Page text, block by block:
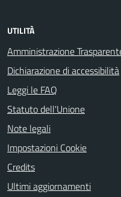
UTILITÀ
Amministrazione
Dichiarazione di accessibilità
Leggi le FAQ
Statuto dell'Unione
Note legali
Impostazioni Cookie
Credits
Ultimi aggiornamenti